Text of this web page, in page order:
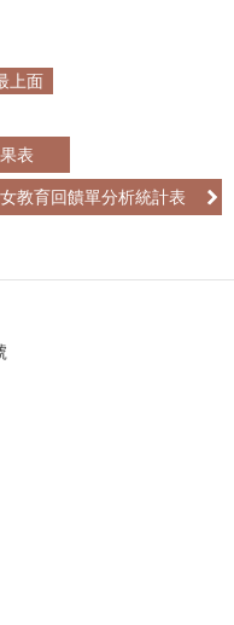
上面
表
教育回饋單分析統計表